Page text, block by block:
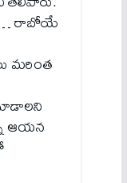
రాబోయే
మరింత
ఆయ‌న